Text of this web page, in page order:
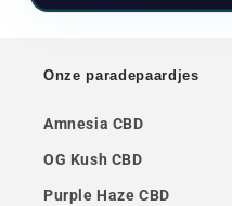
Onze paradepaardjes
Amnesia CBD
OG Kush CBD
Purple Haze CBD